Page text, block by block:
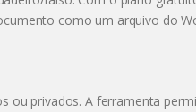
como um arquivo do
ou privados. A ferramenta